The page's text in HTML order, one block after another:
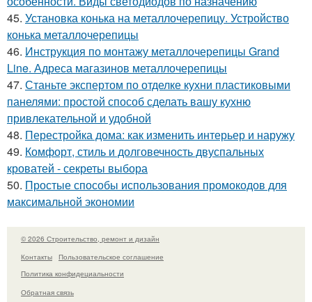
45. Установка конька на металлочерепицу. Устройство
конька металлочерепицы
46. Инструкция по монтажу металлочерепицы Grand
Line. Адреса магазинов металлочерепицы
47. Станьте экспертом по отделке кухни пластиковыми
панелями: простой способ сделать вашу кухню
привлекательной и удобной
48. Перестройка дома: как изменить интерьер и наружу
49. Комфорт, стиль и долговечность двуспальных
кроватей - секреты выбора
50. Простые способы использования промокодов для
максимальной экономии
© 2026 Строительство, ремонт и дизайн
Контакты
Пользовательское соглашение
Политика конфидециальности
Обратная связь